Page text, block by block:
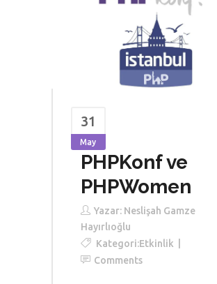
31
May
PHPKonf ve
PHPWomen
Yazar: Neslişah Gamze
Hayırlıoğlu
Kategori:Etkinlik
Comments